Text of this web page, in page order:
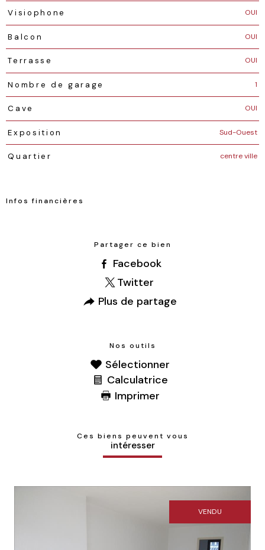
Visiophone OUI
Balcon OUI
Terrasse OUI
Nombre de garage 1
Cave OUI
Exposition Sud-Ouest
Quartier centre ville
Infos financières
Partager ce bien
Facebook
Twitter
Plus de partage
Nos outils
Sélectionner
Calculatrice
Imprimer
Ces biens peuvent vous
intéresser
VENDU